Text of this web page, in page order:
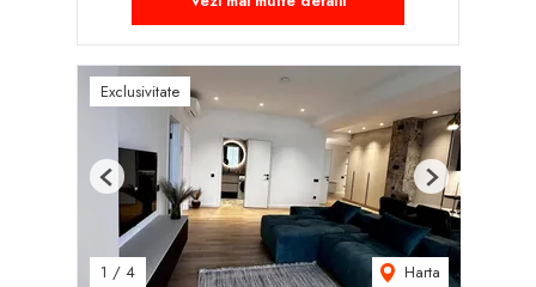
Exclusivitate
1 / 4 Harta
Previous Next